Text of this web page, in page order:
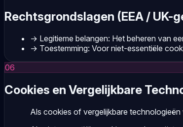
Rechtsgrondslagen (EEA / UK-
→ Legitieme belangen: Het beheren van
→ Toestemming: Voor niet-essentiële
06
Cookies en Vergelijkbare
Als cookies of vergelijkbare